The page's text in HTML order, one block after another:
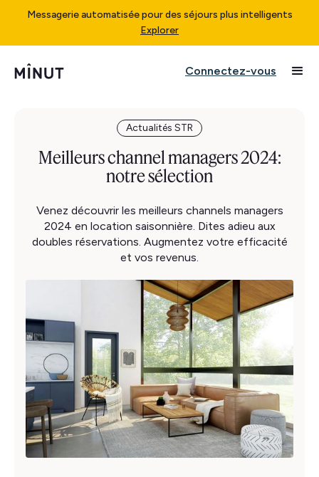
Messagerie automatisée pour des séjours plus intelligents
Explorer
Connectez-vous
Actualités STR
Meilleurs channel managers 2024:
notre sélection
Venez découvrir les meilleurs channels managers
2024 en location saisonnière. Dites adieu aux
doubles réservations. Augmentez votre efficacité
et vos revenus.